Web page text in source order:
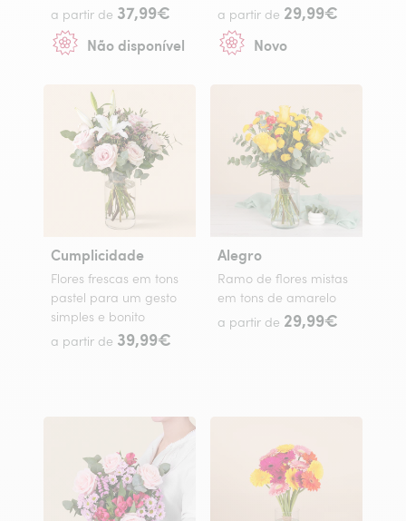
a partir de 37,99€
Não disponível
a partir de 29,99€
Novo
Cumplicidade
Flores frescas em tons
pastel para um gesto
simples e bonito
a partir de 39,99€
Alegro
Ramo de flores mistas
em tons de amarelo
a partir de 29,99€